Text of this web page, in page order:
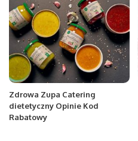
Zdrowa Zupa Catering
dietetyczny Opinie Kod
Rabatowy